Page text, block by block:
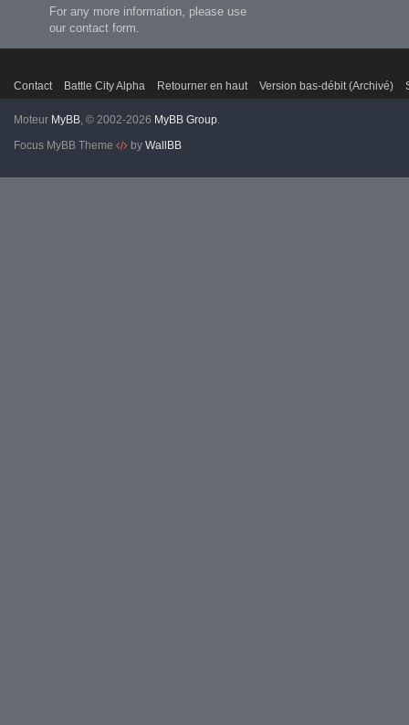
For any more information, please use
our contact form.
Contact Battle City Alpha Retourner en haut Version bas-débit (Archivé)
Moteur MyBB, © 2002-2026 MyBB Group.
Focus MyBB Theme
by WallBB